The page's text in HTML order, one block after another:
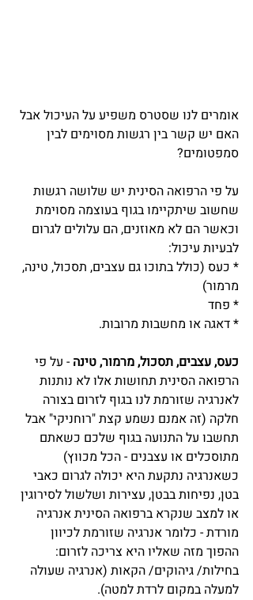
אומרים לנו שסטרס משפיע על העיכול אבל
האם יש קשר בין רגשות מסוימים לבין
סמפטומים?
על פי הרפואה הסינית יש שלושה רגשות
שחשוב שיתקיימו בגוף בעוצמה מסוימת
וכאשר הם לא מאוזנים, הם עלולים לגרום
לבעיות עיכול:
* כעס (כולל בתוכו גם עצבים, תסכול, טינה,
מרמור)
* פחד
* דאגה או מחשבות מרובות.
כעס, עצבים, תסכול, מרמור, טינה - על פי
הרפואה הסינית תחושות אלו לא נותנות
לאנרגיה שזורמת לנו בגוף לזרום בצורה
חלקה (זה אמנם נשמע קצת "רוחניקי" אבל
תחשבו על התנועה בגוף שלכם כשאתם
מתוסכלים או עצבנים - הכל מכווץ)
כשאנרגיה נתקעת היא יכולה לגרום כאבי
בטן, נפיחות בבטן, עצירות ושלשול לסירוגין
או למצב שנקרא ברפואה הסינית אנרגיה
מורדת - כלומר אנרגיה שזורמת לכיוון
ההפוך מזה שאליו היא צריכה לזרום:
בחילות/ גיהוקים/ הקאות (אנרגיה שעולה
למעלה במקום לרדת למטה).